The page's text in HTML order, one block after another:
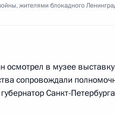
жителями блокадного
осмотрел в музее
сопровождали
Санкт-Петербурга